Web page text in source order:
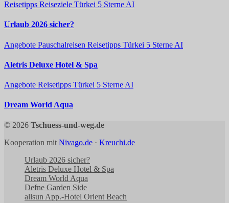
Reisetipps Reiseziele Türkei 5 Sterne AI
Urlaub 2026 sicher?
Angebote Pauschalreisen Reisetipps Türkei 5 Sterne AI
Aletris Deluxe Hotel & Spa
Angebote Reisetipps Türkei 5 Sterne AI
Dream World Aqua
© 2026 Tschuess-und-weg.de
Kooperation mit Nivago.de · Kreuchi.de
Urlaub 2026 sicher?
Aletris Deluxe Hotel & Spa
Dream World Aqua
Defne Garden Side
allsun App.-Hotel Orient Beach